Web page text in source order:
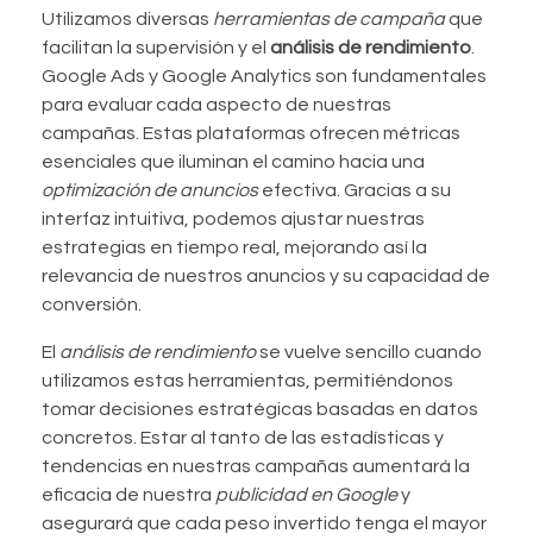
Utilizamos diversas herramientas de campañaque
facilitan la supervisión y el análisis de rendimiento
Google Ads y Google Analytics son fundamentales
para evaluar cada aspecto de nuestras
campañas. Estas plataformas ofrecen métricas
esenciales que iluminan el camino hacia una
optimización de anunciosefectiva. Gracias a su
interfaz intuitiva, podemos ajustar nuestras
estrategias en tiempo real, mejorando así la
relevancia de nuestros anuncios y su capacidad de
conversión.
El análisis de rendimientose vuelve sencillo cuando
utilizamos estas herramientas, permitiéndonos
tomar decisiones estratégicas basadas en datos
concretos. Estar al tanto de las estadísticas y
tendencias en nuestras campañas aumentará la
eficacia de nuestra publicidad en Googley
asegurará que cada peso invertido tenga el mayor